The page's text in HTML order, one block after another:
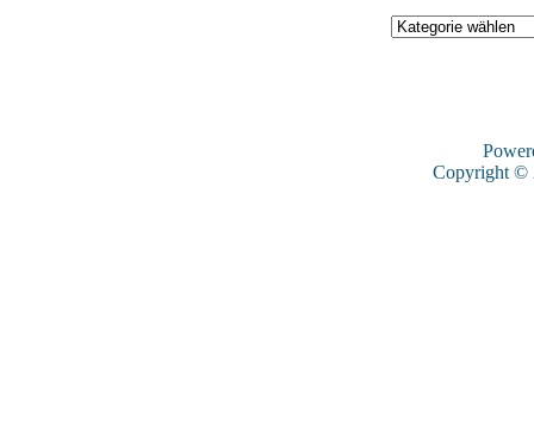
Copyright ©